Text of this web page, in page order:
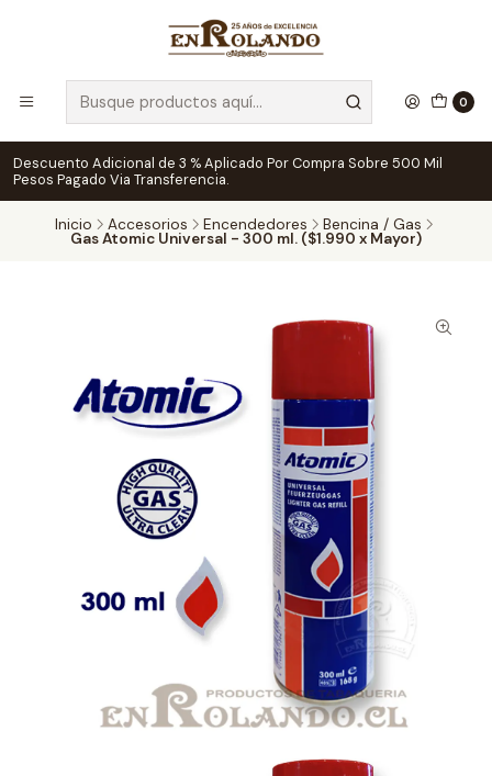
0
Descuento Adicional de 3 % Aplicado Por Compra Sobre 500 Mil
Pesos Pagado Via Transferencia.
Inicio Accesorios Encendedores Bencina / Gas
Gas Atomic Universal - 300 ml. ($1.990 x Mayor)